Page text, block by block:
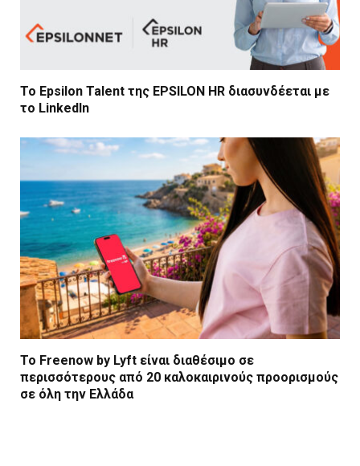
Το Epsilon Talent της EPSILON HR διασυνδέεται με
το LinkedIn
Το Freenow by Lyft είναι διαθέσιμο σε
περισσότερους από 20 καλοκαιρινούς προορισμούς
σε όλη την Ελλάδα